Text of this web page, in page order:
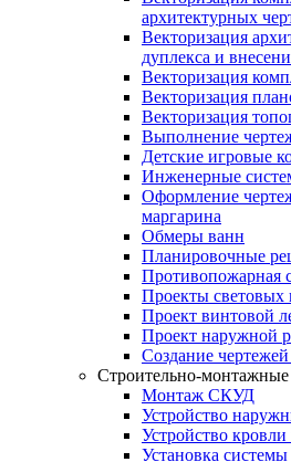
архитектурных
Векторизация
дуплекса и
Векторизация
Векторизация
Векторизация
Выполнение
Детские игровые
Инженерные
Оформление
маргарина
Обмеры ванн
Планировочные
Противопожарная
Проекты световых
Проект винтовой
Проект наружной
Создание
Строительно-
Монтаж СКУД
Устройство
Устройство
Установка